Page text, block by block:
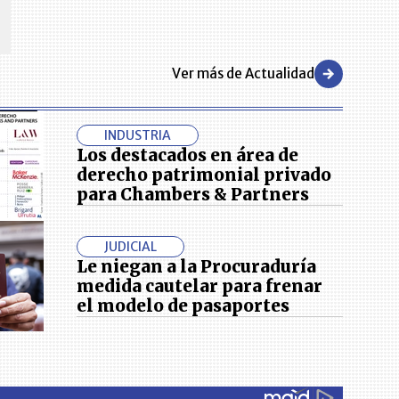
Ver más de Actualidad
INDUSTRIA
Los destacados en área de
derecho patrimonial privado
para Chambers & Partners
JUDICIAL
Le niegan a la Procuraduría
medida cautelar para frenar
el modelo de pasaportes